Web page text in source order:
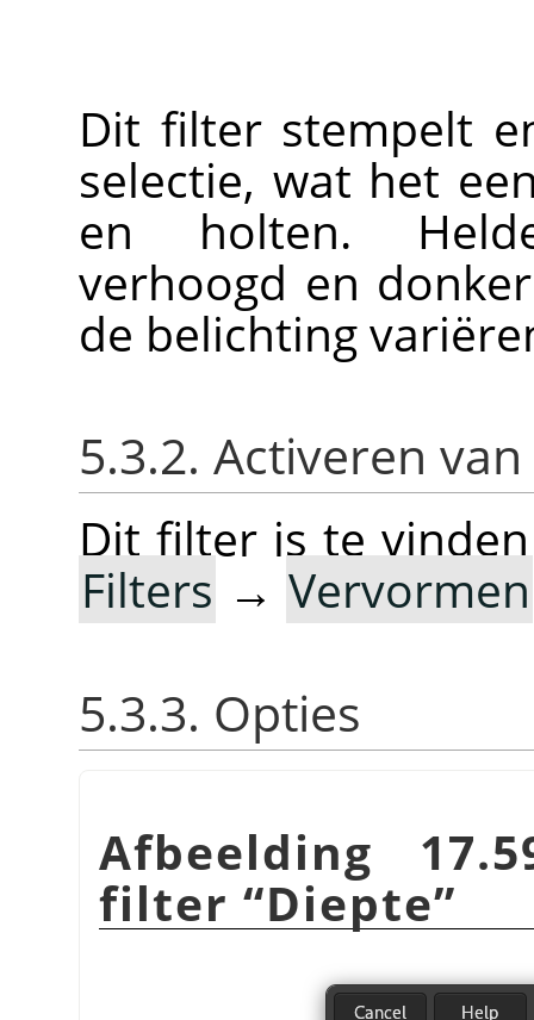
Dit filter stempelt
selectie, wat het
en holten.
verhoogd en
de belichting
5.3.2. Activeren
Dit filter is te
Filters → Vervormen
5.3.3. Opties
Afbeelding
filter “Diepte”